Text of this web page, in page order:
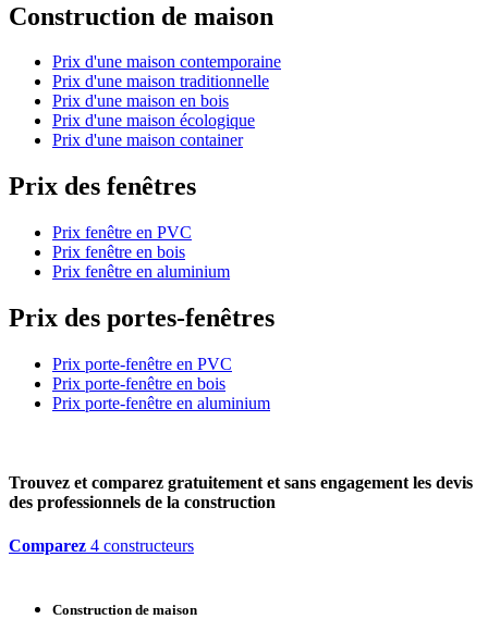
Construction de maison
Prix d'une maison contemporaine
Prix d'une maison traditionnelle
Prix d'une maison en bois
Prix d'une maison écologique
Prix d'une maison container
Prix des fenêtres
Prix fenêtre en PVC
Prix fenêtre en bois
Prix fenêtre en aluminium
Prix des portes-fenêtres
Prix porte-fenêtre en PVC
Prix porte-fenêtre en bois
Prix porte-fenêtre en aluminium
Trouvez et comparez gratuitement et sans engagement les devis
des professionnels de la construction
Comparez 4 constructeurs
Construction de maison